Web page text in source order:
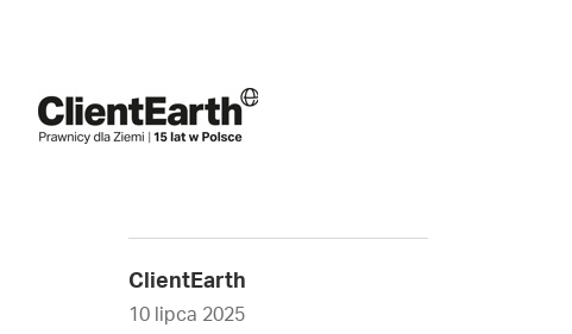
ClientEarth
10 lipca 2025